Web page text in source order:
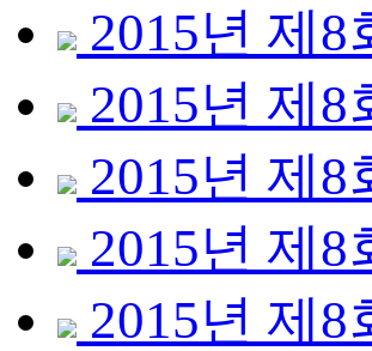
2015년 제
2015년 제
2015년 제
2015년 제
2015년 제